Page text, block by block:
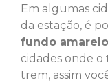
Em algumas
da estação, é
fundo amarelo
cidades onde o
trem, assim